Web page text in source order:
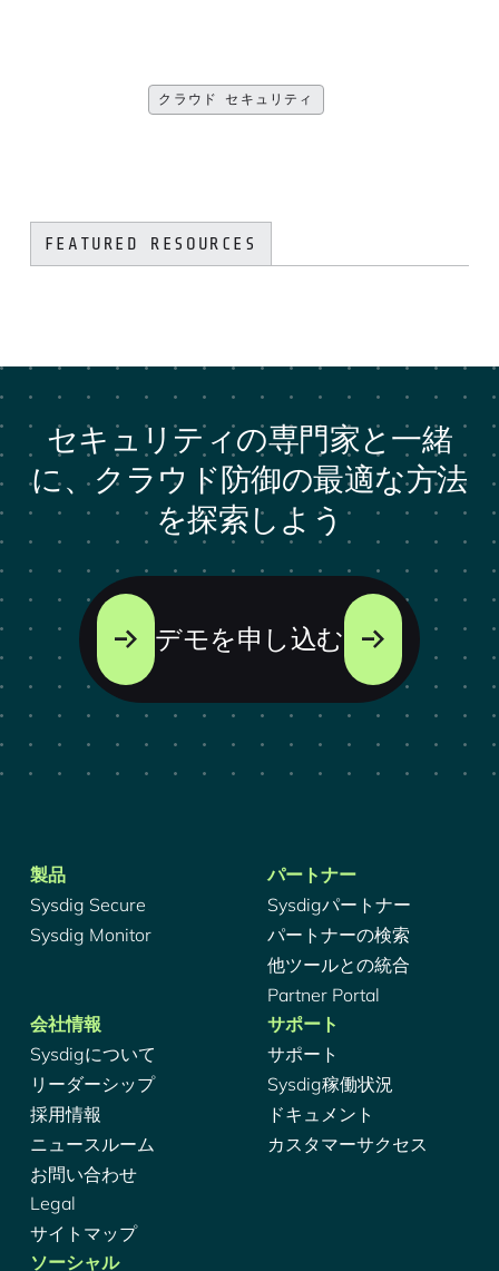
クラウド セキュリティ
FEATURED RESOURCES
セキュリティの専門家と一緒
に、クラウド防御の最適な方法
を探索しよう
デモを申し込む
製品
Sysdig Secure
Sysdig Monitor
パートナー
Sysdigパートナー
パートナーの検索
他ツールとの統合
Partner Portal
会社情報
Sysdigについて
リーダーシップ
採用情報
ニュースルーム
お問い合わせ
Legal
サイトマップ
サポート
サポート
Sysdig稼働状況
ドキュメント
カスタマーサクセス
ソーシャル